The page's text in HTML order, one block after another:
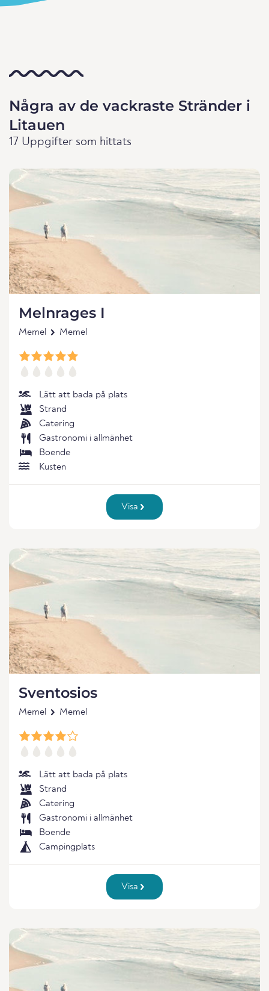
Några av de vackraste Stränder i
Litauen
17 Uppgifter som hittats
Melnrages I
Memel Memel
Lätt att bada på plats
Strand
Catering
Gastronomi i allmänhet
Boende
Kusten
Visa
Sventosios
Memel Memel
Lätt att bada på plats
Strand
Catering
Gastronomi i allmänhet
Boende
Campingplats
Visa